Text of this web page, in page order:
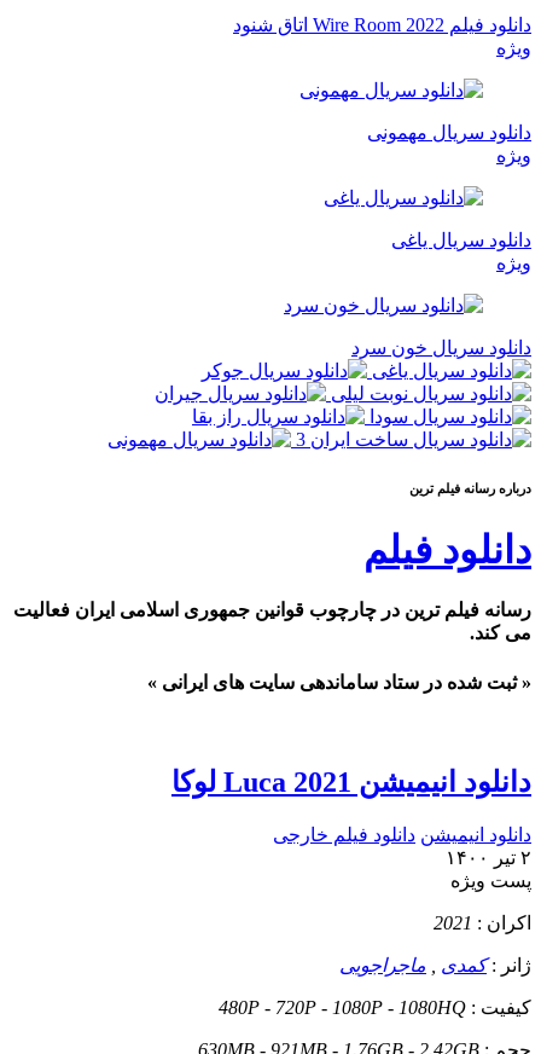
دانلود فیلم Wire Room 2022 اتاق شنود
ویژه
دانلود سریال مهمونی
ویژه
دانلود سریال یاغی
ویژه
دانلود سریال خون سرد
درباره رسانه فيلم ترين
دانلود فیلم
رسانه فیلم ترین در چارچوب قوانین جمهوری اسلامی ایران فعالیت
می کند.
« ثبت شده در ستاد ساماندهی سایت های ایرانی »
دانلود انیمیشن Luca 2021 لوکا
دانلود انیمیشن دانلود فیلم خارجی
۲ تیر ۱۴۰۰
پست ويژه
اکران : 2021
ژانر :کمدی ماجراجویی
کيفيت : 480P - 720P - 1080P - 1080HQ
حجم : 630MB - 921MB - 1.76GB - 2.42GB